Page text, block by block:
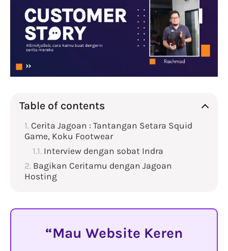
Table of contents
Cerita Jagoan : Tantangan Setara Squid
Game, Koku Footwear
Interview dengan sobat Indra
Bagikan Ceritamu dengan Jagoan
Hosting
Mau Website Keren